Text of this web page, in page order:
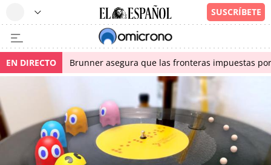
EN DIRECTO Brunner asegura que las fronteras impuestas